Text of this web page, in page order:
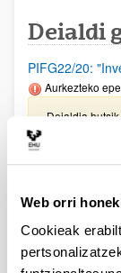
Web orri
Cookieak
Deialdi
PIFG22/20:
Aurkezteko
Deialdia
15:00etan
AECC LAB